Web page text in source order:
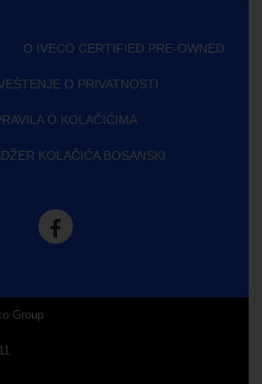
O IVECO CERTIFIED PRE-OWNED
O PRIVATNOSTI
O KOLAČIĆIMA
KOLAČIĆA BOSANSKI
Group